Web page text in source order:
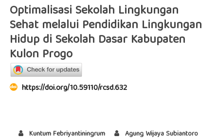
Optimalisasi Sekolah Lingkungan
Sehat melalui Pendidikan Lingkungan
Hidup di Sekolah Dasar Kabupaten
Kulon Progo
https://doi.org/10.59110/rcsd.632
Kuntum Febriyantiningrum Agung Wijaya Subiantoro